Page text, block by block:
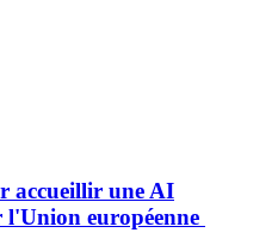
accueillir une AI
européenne